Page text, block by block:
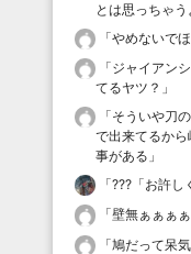
とは思っちゃ
「やめないで
「ジャイアン
てるヤツ？ 」
「そういや刀
で出来てるか
事がある 」
「???「お許し
「壁無ぁぁぁ
「鳩だって呆